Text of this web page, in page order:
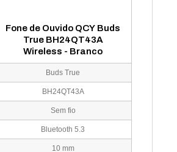
Fone de Ouvido QCY Buds
True BH24QT43A
Wireless - Branco
Buds True
BH24QT43A
Sem fio
Bluetooth 5.3
10 mm